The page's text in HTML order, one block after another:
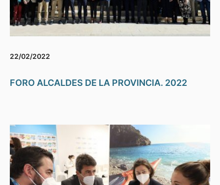
22/02/2022
FORO ALCALDES DE LA PROVINCIA. 2022